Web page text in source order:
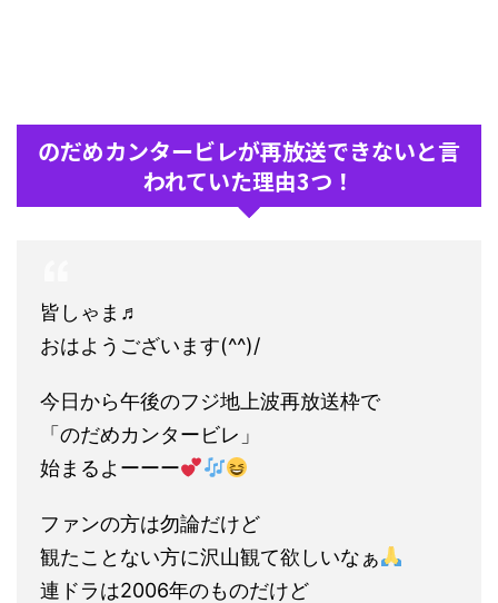
のだめカンタービレが再放送できないと言
われていた理由3つ！
皆しゃま♬
おはようございます(^^)/
今日から午後のフジ地上波再放送枠で
「のだめカンタービレ」
始まるよーーー
ファンの方は勿論だけど
観たことない方に沢山観て欲しいなぁ
連ドラは2006年のものだけど